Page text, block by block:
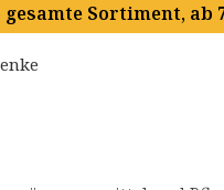
Sortiment, ab